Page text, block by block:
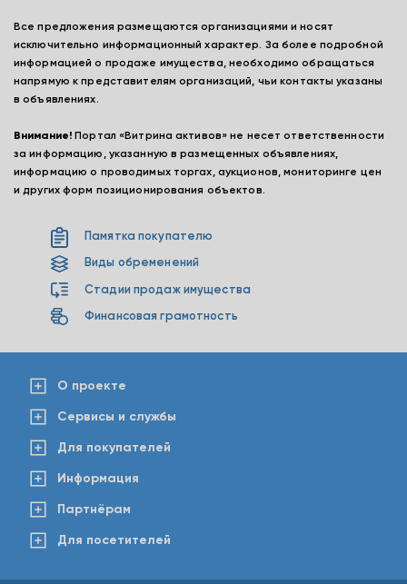
Все предложения размещаются организациями и носят
исключительно информационный характер. За более подробной
информацией о продаже имущества, необходимо обращаться
напрямую к представителям организаций, чьи контакты указаны
в объявлениях.
Внимание! Портал «Витрина активов» не несет ответственности
за информацию, указанную в размещенных объявлениях,
информацию о проводимых торгах, аукционов, мониторинге цен
и других форм позиционирования объектов.
Памятка покупателю
Виды обременений
Стадии продаж имущества
Финансовая грамотность
О проекте
Сервисы и службы
Для покупателей
Информация
Партнёрам
Для посетителей